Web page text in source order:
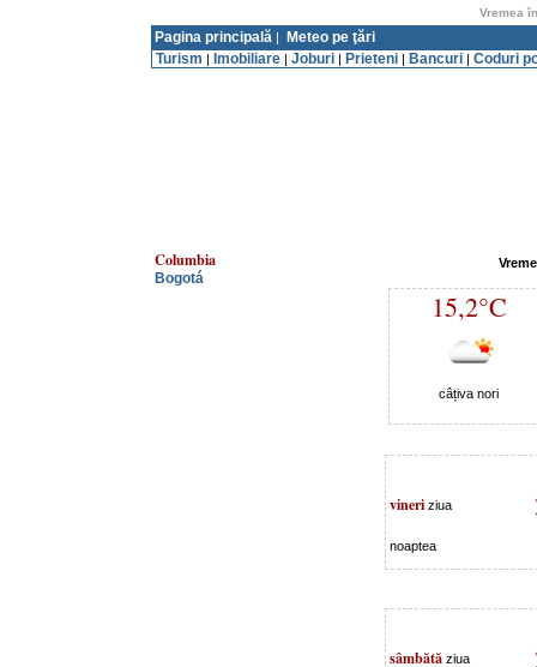
Vremea
Pagina principală |
Meteo pe ţări
Turism | Imobiliare | Joburi | Prieteni | Bancuri | Coduri
Columbia
Bogotá
15,2°C
câțiva nori
vineri ziua
noaptea
sâmbătă ziua